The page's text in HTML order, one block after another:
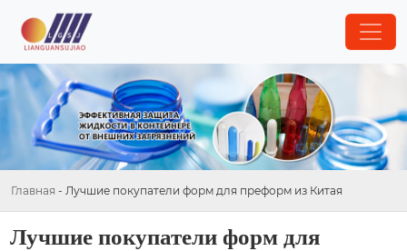
Главная - Лучшие покупатели форм для преформ из Китая
Лучшие покупатели форм для